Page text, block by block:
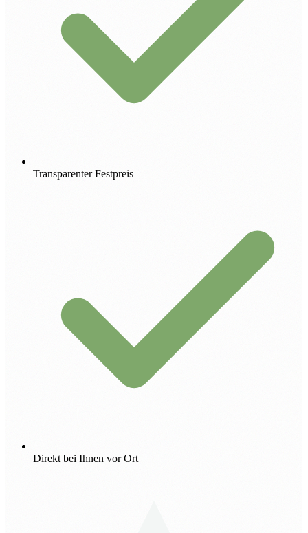
Transparenter Festpreis
Direkt bei Ihnen vor Ort